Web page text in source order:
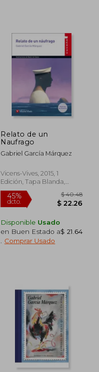
45%
dcto. $
Relato de un
Naufrago
Gabriel García Márquez
Vicens-Vives, 2015, 1
Edición, Tapa Blanda,
Nuevo
Disponible Usado
en Buen Estado a$ 21.64
Comprar Usado